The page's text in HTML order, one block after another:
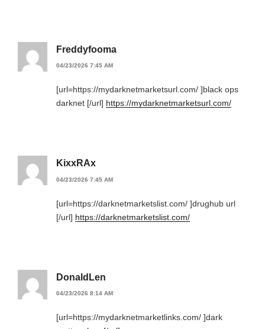
Freddyfooma
04/23/2026 7:45 AM
[url=https://mydarknetmarketsurl.com/ ]black ops
darknet [/url] https://mydarknetmarketsurl.com/
KixxRAx
04/23/2026 7:45 AM
[url=https://darknetmarketslist.com/ ]drughub url
[/url] https://darknetmarketslist.com/
DonaldLen
04/23/2026 8:14 AM
[url=https://mydarknetmarketlinks.com/ ]dark